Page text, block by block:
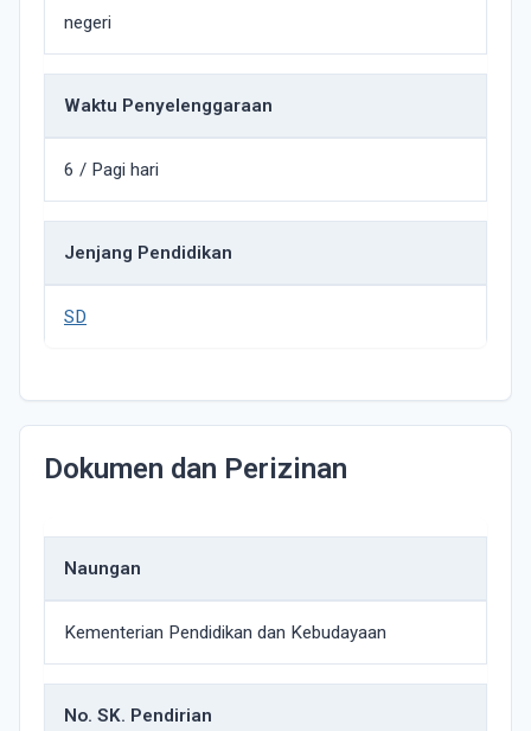
negeri
Waktu Penyelenggaraan
6 / Pagi hari
Jenjang Pendidikan
SD
Dokumen dan Perizinan
Naungan
Kementerian Pendidikan dan Kebudayaan
No. SK. Pendirian